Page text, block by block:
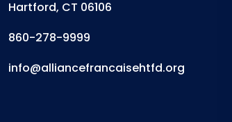
Hartford, CT 06106
860-278-9999
info@alliancefrancaisehtfd.org